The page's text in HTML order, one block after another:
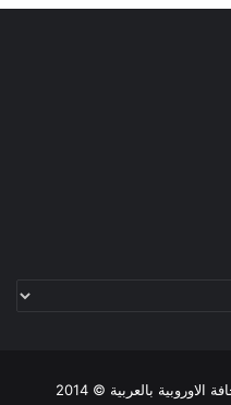
بالعربية © 2014